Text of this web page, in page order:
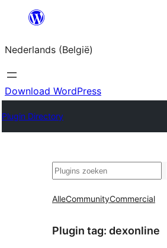
Spring
de
inhoud
Nederlands (België)
Download WordPress
Plugin Directory
Zoeken
AlleCommunityCommercial
Plugin tag: dexonline